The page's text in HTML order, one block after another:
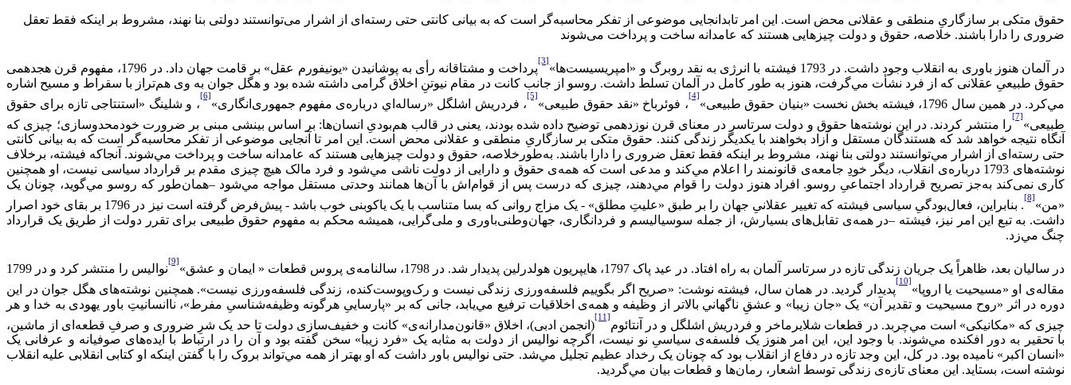
حقوق متکی بر سازگاریِ منطقی و عقلانی محض است. این امر تابدانجایی موضوعی از تفکر محاسبه‌گر است که به بیانی کانتی حتی رسته‌ای از اشرار می‌‌توانستند دولتی بنا نهند، مشروط بر اینکه فقط تعقل
ضروری را دارا باشند. خلاصه، حقوق و دولت چیزهایی هستند که عامدانه ساخت و پرداخت می‌‌شوند
در آلمان هنوز باوری به انقلاب وجود داشت. در 1793 فیشته با انرژی به نقد روبرگ و «امپریسیست‌ها»
[3]
پرداخت و مشتاقانه رأی به پوشانیدن «یونیفورم عقل» بر قامت جهان داد. در 1796، مفهوم قرن هجدهمی
حقوق طبیعیِ عقلانی که از فرد نشأت مي‌‌گرفت، هنوز به طور کامل در آلمان تسلط داشت. روسو از جانب کانت در مقام نیوتنِ اخلاق گرامی داشته شده بود و هگل جوان به وی هم‌تراز با سقراط و مسیح اشاره
مي‌‌کرد. در همین سال 1796، فیشته بخش نخست «بنیان حقوق طبیعی»
[4]
، فوئرباخ «نقد حقوق طبیعی»
[5]
، فردریش اشلگل «رساله‌اي درباره‌ی مفهوم جمهوری‌انگاری»
[6]
، و شلینگ «استنتاجی تازه برای حقوق
طبیعی»
[7]
را منتشر کردند. در این نوشته‌ها حقوق و دولت سرتاسر در معنای قرن نوزدهمی توضیح داده شده بودند، یعنی در قالب هم‌بودیِ انسان‌ها: بر اساس بینشی مبنی بر ضرورت خودمحدوسازی؛ چیزی که
آنگاه نتیجه خواهد شد که هستندگان مستقل و آزاد بخواهند با یکدیگر زندگی کنند. حقوق متکی بر سازگاریِ منطقی و عقلانی محض است. این امر تا آنجایی موضوعی از تفکر محاسبه‌گر است که به بیانی کانتی
حتی رسته‌ای از اشرار مي‌‌توانستند دولتی بنا نهند، مشروط بر اینکه فقط تعقل ضروری را دارا باشند. به‌طورخلاصه، حقوق و دولت چیزهایی هستند که عامدانه ساخت و پرداخت مي‌‌شوند. آنجاکه فیشته، برخلاف
نوشته‌های 1793 درباره‌ی انقلاب، دیگر خودِ جامعه‌ی قانونمند را اعلام مي‌‌کند و مدعی است که همه‌ی حقوق و دارایی از دولت ناشی مي‌‌شود و فرد مالک هیچ چیزی مقدم بر قرارداد سیاسی نیست، او همچنین
کاری نمی‌کند به‌جز تصریح قرارداد اجتماعیِ روسو. افراد هنوز دولت را قوام مي‌‌دهند، چیزی که درست پس از قوام‌اش با آن‌ها همانند وحدتی مستقل مواجه مي‌‌شود –همان‌طور که روسو مي‌‌گوید، چونان یک
«من»
[8]
. بنابراین، فعال‌بودگیِ سیاسی فیشته که تغییر عقلانیِ جهان را بر طبق «علیتِ مطلق» - یک مزاج روانی که بسا متناسب با یک یاکوبنی خوب باشد - پیش‌فرض گرفته است نیز در 1796 بر بقای خود اصرار
داشت. به تبع این امر نیز، فیشته –در همه‌ی تقابل‌های بسیارش، از جمله سوسیالیسم و فردانگاری، جهان‌وطنی‌باوری و ملی‌گرایی، همیشه محکم به مفهوم حقوق طبیعی برای تقرر دولت از طریق یک قرارداد
چنگ مي‌‌زد.
در سالیان بعد، ظاهراً یک جریان زندگی تازه در سرتاسر آلمان به راه افتاد. در عید پاک 1797، هایپریون هولدرلین پدیدار شد. در 1798، سالنامه‌ی پروس قطعات « ایمان و عشق»
[9]
نوالیس را منتشر کرد و در 1799
مقاله‌ی او «مسیحیت یا اروپا»
[10]
پدیدار گردید. در همان سال، فیشته نوشت: «صریح اگر بگوییم فلسفه‌ورزی زندگی نیست و رک‌و‌پوست‌کنده، زندگی فلسفه‌ورزی نیست». همچنین نوشته‌های هگل جوان در این
دوره در اثر «روح مسیحیت و تقدیر آن» یک «جان زیبا» و عشقِ ناگهاني بالاتر از وظیفه و همه‌ی اخلاقیات ترفیع مي‌‌یابد، جانی که بر «پارساییِ هرگونه وظیفه‌شناسیِ مفرط»، ناانسانیتِ باور یهودی به خدا و هر
چیزی که «مکانیکی» است مي‌‌چربد. در قطعات شلایرماخر و فردریش اشلگل و در آنتائوم
[11]
(انجمن ادبی)، اخلاق «قانون‌مدارانه‌ی» کانت و خفیف‌سازی دولت تا حد یک شرِ ضروری و صرفِ قطعه‌ای از ماشین،
با تحقیر به دور افکنده مي‌‌شوند. با وجود این، این امر هنوز یک فلسفه‌ی سیاسیِ نو نیست، اگرچه نوالیس از دولت به مثابه یک «فرد زیبا» سخن گفته بود و آن را در ارتباط با ایده‌های صوفیانه و عرفانی یک
«انسان اکبر» نامیده بود. در کل، این وجد تازه در دفاع از انقلاب بود که چونان یک رخداد عظيم تجلیل مي‌‌شد. حتی نوالیس باور داشت که او بهتر از همه مي‌‌تواند بروک را با گفتن اینکه او کتابی انقلابی علیه انقلاب
نوشته است، بستاید. این معنای تازه‌ی زندگی توسط اشعار، رمان‌ها و قطعات بیان مي‌‌گردید.